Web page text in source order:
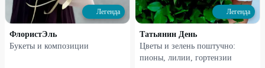
Набирает высоту
Сборная коробочка
Легенда
ФлористЭль
Букеты и композиции
Легенда
Татьянин День
Цветы и зелень поштучно:
пионы, лилии, гортензии